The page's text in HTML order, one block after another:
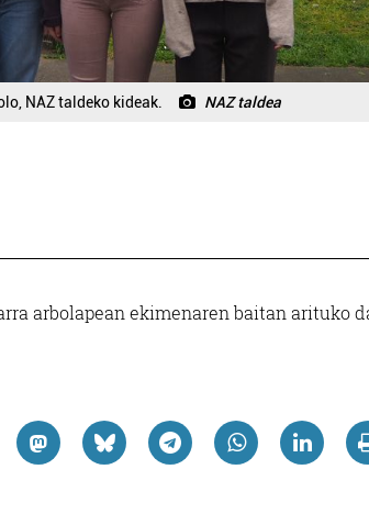
NAZ taldeko kideak. NAZ taldea
arbolapean ekimenaren baitan arituko